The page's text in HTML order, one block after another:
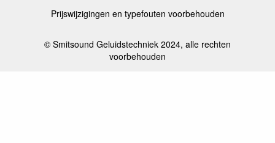
Prijswijzigingen en typefouten voorbehouden
© Smitsound Geluidstechniek 2024, alle rechten
voorbehouden